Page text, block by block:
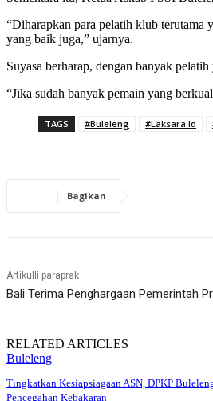
“Diharapkan para pelatih klub terutama
yang baik juga,” ujarnya.
Suyasa berharap, dengan banyak
“Jika sudah banyak pemain yang
TAGS #Buleleng #Laksara.id
Bagikan
Artikulli paraprak
Bali Terima Penghargaan Pemerintah
RELATED ARTICLES
Buleleng
Tingkatkan Kesiapsiagaan ASN, DPKP
Pencegahan Kebakaran